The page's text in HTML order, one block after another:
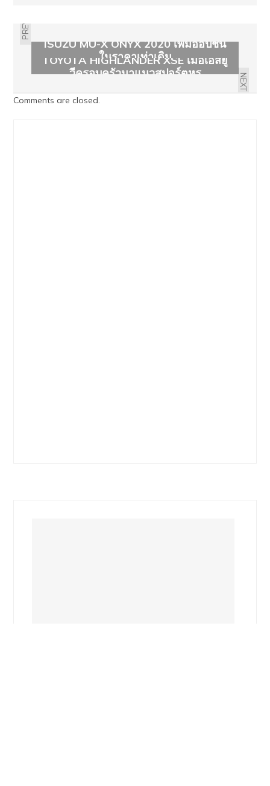
PREVIOUS
ISUZU MU-X ONYX 2020 เพิ่มออปชั่น
ในราคาเท่าเดิม
NEXT
TOYOTA HIGHLANDER XSE เมื่อเอสยู
วีครอบครัวมาแนวสปอร์ตหรู
Comments are closed.